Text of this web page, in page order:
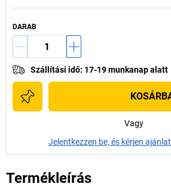
DARAB
Szállítási idő: 17-19 munkanap alatt
Vagy
Jelentkezzen be, és kérjen
Termékleírás